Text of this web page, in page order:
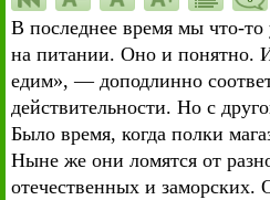
В последнее время мы что-
на питании. Оно и понятно.
едим», — доподлинно
действительности. Но с
Было время, когда полки
Ныне же они ломятся от
отечественных и заморских.